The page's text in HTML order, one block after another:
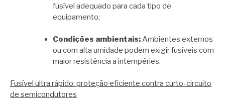
fusível adequado para cada tipo de
equipamento;
Condições ambientais:Ambientes externos
ou com alta umidade podem exigir fusíveis com
maior resistência a intempéries.
Fusível ultra rápido: proteção eficiente contra curto-circuito
de semicondutores